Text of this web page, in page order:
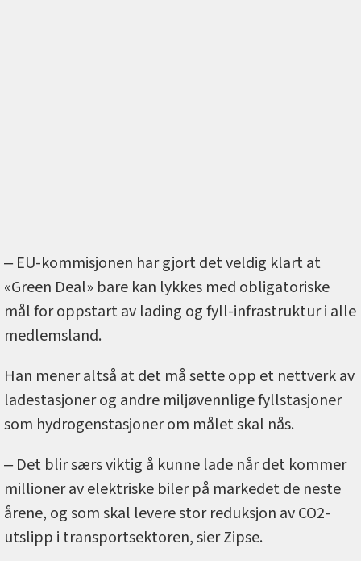
‒ EU-kommisjonen har gjort det veldig klart at
«Green Deal» bare kan lykkes med obligatoriske
mål for oppstart av lading og fyll-infrastruktur i alle
medlemsland.
Han mener altså at det må sette opp et nettverk av
ladestasjoner og andre miljøvennlige fyllstasjoner
som hydrogenstasjoner om målet skal nås.
‒ Det blir særs viktig å kunne lade når det kommer
millioner av elektriske biler på markedet de neste
årene, og som skal levere stor reduksjon av CO2-
utslipp i transportsektoren, sier Zipse.